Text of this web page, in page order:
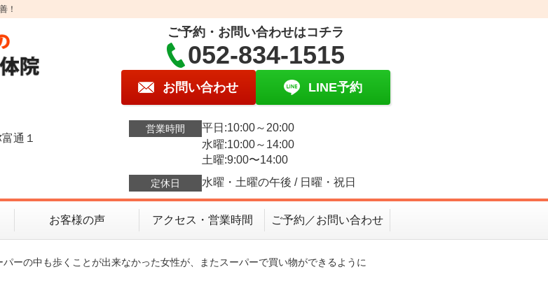
！
通１
ご予約・お問い合わせはコチラ
052-834-1515
お問い合わせ LINE予約
営業時間
平日:10:00～20:00
水曜:10:00～14:00
土曜:9:00〜14:00
定休日 水曜・土曜の午後 / 日曜・祝日
お客様の声 アクセス・営業時間 ご予約／お問い合わせ
ーの中も歩くことが出来なかった女性が、またスーパーで買い物ができるように